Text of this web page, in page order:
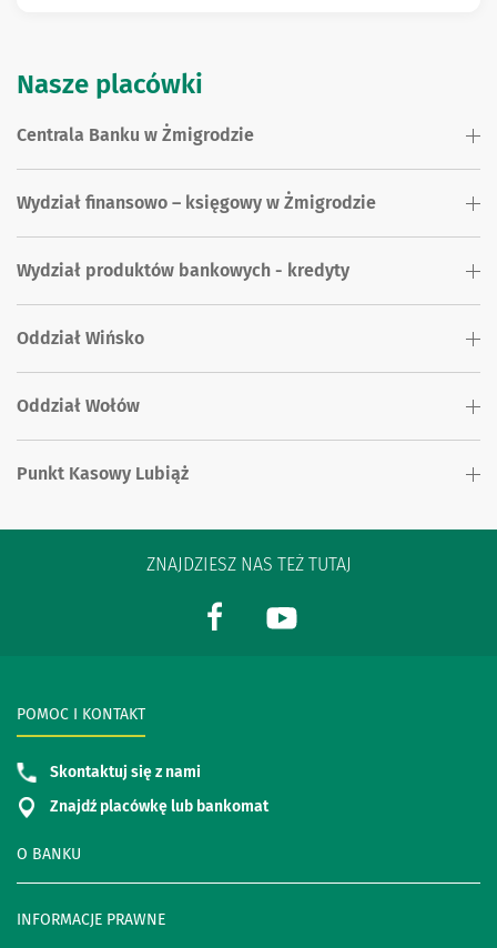
Nasze placówki
Centrala Banku w Żmigrodzie
Wydział finansowo – księgowy w Żmigrodzie
Wydział produktów bankowych - kredyty
Oddział Wińsko
Oddział Wołów
Punkt Kasowy Lubiąż
ZNAJDZIESZ NAS TEŻ TUTAJ
O BANKU
INFORMACJE PRAWNE
POMOC I KONTAKT
Skontaktuj się z nami
Znajdź placówkę lub bankomat